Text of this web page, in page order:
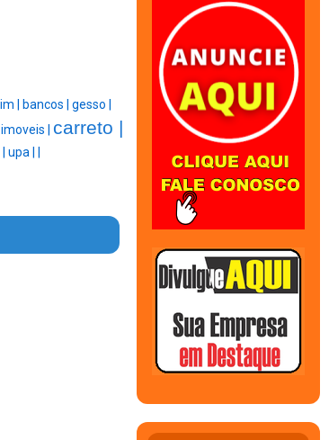
| bancos | gesso |
imoveis | carreto |
upa |